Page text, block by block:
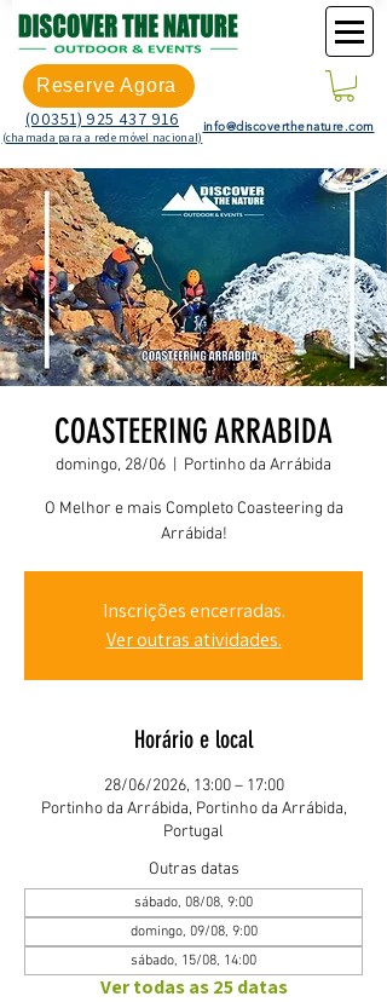
Reserve Agora
(00351) 925 437 916
(chamada para a rede móvel nacional)
info@discoverthenature.com
COASTEERING ARRABIDA
domingo, 28/06 Portinho da Arrábida
O Melhor e mais Completo Coasteering da
Arrábida!
Inscrições encerradas.
Ver outras atividades.
Horário e local
28/06/2026, 13:00 – 17:00
Portinho da Arrábida, Portinho da Arrábida,
Portugal
Outras datas
sábado, 08/08, 9:00
domingo, 09/08, 9:00
sábado, 15/08, 14:00
Ver todas as 25 datas